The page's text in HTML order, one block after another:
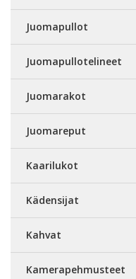
Juomapullot
Juomapullotelineet
Juomarakot
Juomareput
Kaarilukot
Kädensijat
Kahvat
Kamerapehmusteet